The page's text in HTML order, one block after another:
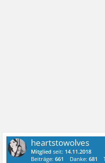
heartstowolves
Mitglied seit: 14.11.2018
Beiträge:661 Danke:681